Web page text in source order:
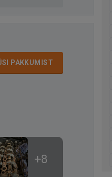
PAKKUMIST
+8